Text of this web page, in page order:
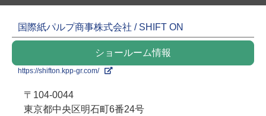
国際紙パルプ商事株式会社 / SHIFT ON
ショールーム情報
https://shifton.kpp-gr.com/
〒104-0044
東京都中央区明石町6番24号